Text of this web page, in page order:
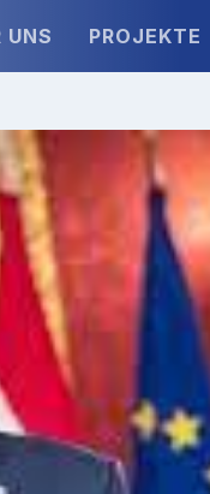
UNS PROJEKTE